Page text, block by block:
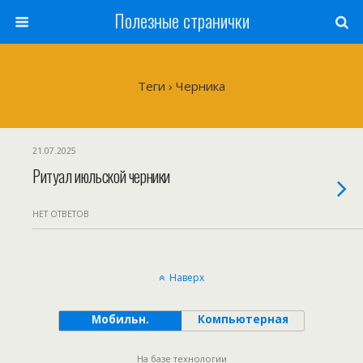
Полезные странички
Теги › Черника
21.07.2025
Ритуал июльской черники
НЕТ ОТВЕТОВ
Наверх
Мобильн. Компьютерная
На базе технологии